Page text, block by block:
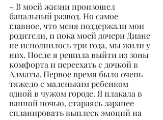
– В моей жизни произошел
банальный развод. Но самое
главное, что меня поддержали мои
родители, и пока моей дочери Диане
не исполнилось три года, мы жили у
них. После я решила выйти из зоны
комфорта и переехать с дочкой в
Алматы. Первое время было очень
тяжело с маленьким ребенком
одной в чужом городе. Я плакала в
ванной ночью, стараясь заранее
спланировать выплеск эмоций на